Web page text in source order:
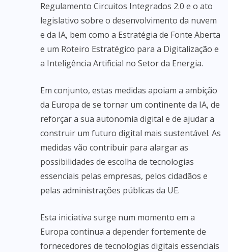
Regulamento Circuitos Integrados 2.0 e o ato
legislativo sobre o desenvolvimento da nuvem
e da IA, bem como a Estratégia de Fonte Aberta
e um Roteiro Estratégico para a Digitalização e
a Inteligência Artificial no Setor da Energia.
Em conjunto, estas medidas apoiam a ambição
da Europa de se tornar um continente da IA, de
reforçar a sua autonomia digital e de ajudar a
construir um futuro digital mais sustentável. As
medidas vão contribuir para alargar as
possibilidades de escolha de tecnologias
essenciais pelas empresas, pelos cidadãos e
pelas administrações públicas da UE.
Esta iniciativa surge num momento em a
Europa continua a depender fortemente de
fornecedores de tecnologias digitais essenciais